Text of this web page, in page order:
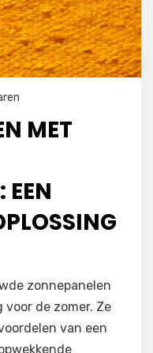
MET
EEN
zonnepanelen
de zomer. Ze
van een